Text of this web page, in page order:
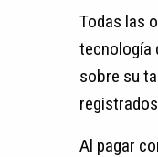
Todas las
tecnología
sobre su
registrados
Al pagar